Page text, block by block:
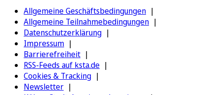
Allgemeine Geschäftsbedingungen
Allgemeine Teilnahmebedingungen
Datenschutzerklärung
Impressum
Barrierefreiheit
RSS-Feeds auf ksta.de
Cookies & Tracking
Newsletter